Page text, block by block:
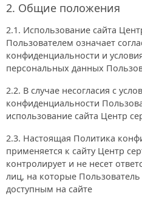
2. Общие положения
2.1. Использование сайта
Пользователем означает
конфиденциальности и
персональных данных
2.2. В случае несогласия с
конфиденциальности
использование сайта Центр
2.3. Настоящая Политика
применяется к сайту Центр
контролирует и не несет
лиц, на которые
доступным на сайте